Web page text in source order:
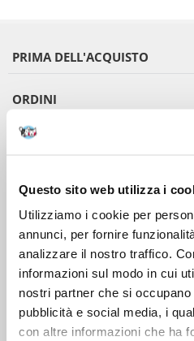
Questo sito web utilizza i
Utilizziamo i cookie per
annunci, per fornire
analizzare il nostro traffico.
informazioni sul modo in cui
nostri partner che si
pubblicità e social media, i
con altre informazioni che ha
PRIMA DELL'ACQUISTO
ORDINI
DOPO L'ACQUISTO
VIENI A CONOSCERCI